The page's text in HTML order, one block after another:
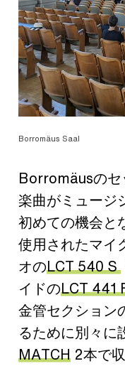
Borromäus Saal
Borromäusのセ
楽曲がミュージ
初めての機会と
使用されたマイ
オのLCT 540 S
イドのLCT 441
金管セクション
るために別々に
MATCH 2本で